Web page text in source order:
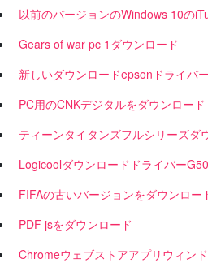
以前のバージョンのWindows 10の
Gears of war pc 1ダウンロード
新しいダウンロードepsonドライバ
PC用のCNKデジタルをダウンロード
ティーンタイタンズフルシリーズダ
Logicoolダウンロードドライバー
FIFAの古いバージョンをダウンロー
PDF jsをダウンロード
Chromeウェブストアアプリウィン